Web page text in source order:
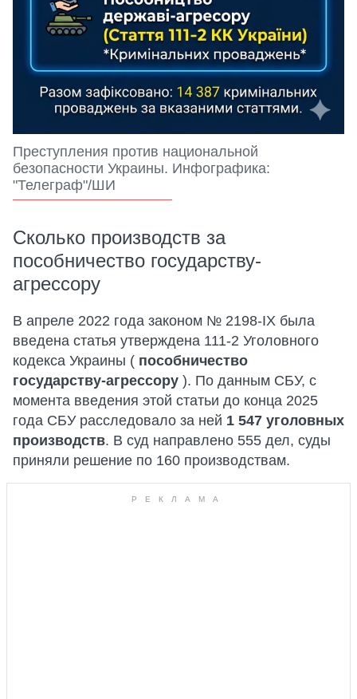
Преступления против национальной
безопасности Украины. Инфографика:
"Телеграф"/ШИ
Сколько производств за
пособничество государству-
агрессору
В апреле 2022 года законом № 2198-IX была
введена статья утверждена 111-2 Уголовного
кодекса Украины ( пособничество
государству-агрессору ). По данным СБУ, с
момента введения этой статьи до конца 2025
года СБУ расследовало за ней 1 547 уголовных
производств. В суд направлено 555 дел, суды
приняли решение по 160 производствам.